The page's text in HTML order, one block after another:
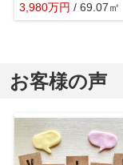
3,980万円 / 69.07㎡
お客様の声